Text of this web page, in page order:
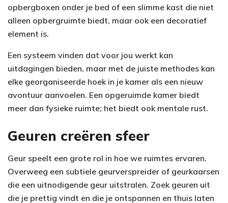
opbergboxen onder je bed of een slimme kast die niet
alleen opbergruimte biedt, maar ook een decoratief
element is.
Een systeem vinden dat voor jou werkt kan
uitdagingen bieden, maar met de juiste methodes kan
elke georganiseerde hoek in je kamer als een nieuw
avontuur aanvoelen. Een opgeruimde kamer biedt
meer dan fysieke ruimte; het biedt ook mentale rust.
Geuren creëren sfeer
Geur speelt een grote rol in hoe we ruimtes ervaren.
Overweeg een subtiele geurverspreider of geurkaarsen
die een uitnodigende geur uitstralen. Zoek geuren uit
die je prettig vindt en die je ontspannen en thuis laten